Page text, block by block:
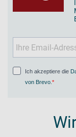
Ich akzeptiere die
von Brevo